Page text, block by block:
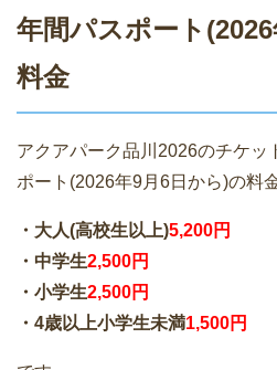
年間パスポート
料金
アクアパーク品川2026のチケッ
ポート(2026年9月6日から)の料
・大人(高校生以上)5,200円
・中学生2,500円
・小学生2,500円
・4歳以上小学生未満1,500円